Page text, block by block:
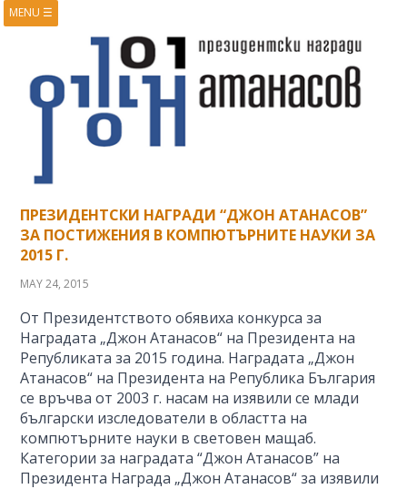
MENU ☰
HOME
ABOUT
PRESENTATIONS
RESEARCH
CONTACTS
ПРЕЗИДЕНТСКИ НАГРАДИ “ДЖОН АТАНАСОВ”
ЗА ПОСТИЖЕНИЯ В КОМПЮТЪРНИТЕ НАУКИ ЗА
2015 Г.
MAY 24, 2015
От Президентството обявиха конкурса за
Наградата „Джон Атанасов“ на Президента на
Републиката за 2015 година. Наградата „Джон
Атанасов“ на Президента на Република България
се връчва от 2003 г. насам на изявили се млади
български изследователи в областта на
компютърните науки в световен мащаб.
Категории за наградата “Джон Атанасов” на
Президента Награда „Джон Атанасов“ за изявили